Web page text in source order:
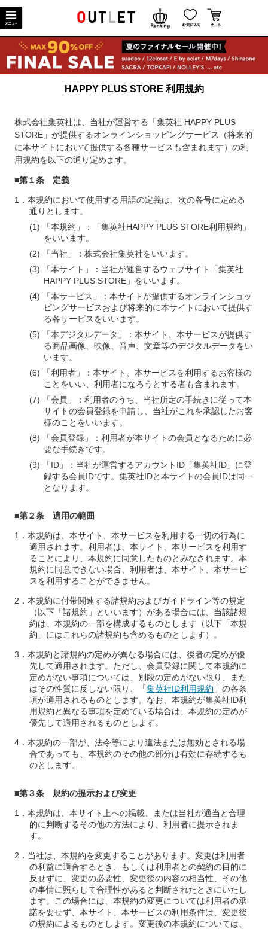
HAPPY PLUS STORE 利用規約
株式会社集英社は、当社が運営する「集英社 HAPPY PLUS
STORE」が提供するオンラインショッピングサービス（将来的
に本サイトにおいて提供する各種サービスも含まれます）の利
用規約を以下の通り定めます。
■第１条 定義
本規約において使用する用語の定義は、次の各号に定める
通りとします。
「本規約」：「集英社HAPPY PLUS STORE利用規約」
をいいます。
「当社」：株式会社集英社をいいます。
「本サイト」：当社が運営するウェブサイト「集英社
HAPPY PLUS STORE」をいいます。
「本サービス」：本サイトが提供するオンラインショッ
ピングサービスおよび将来的に本サイトにおいて提供す
る各サービスをいいます。
「本デジタルデータ」：本サイト、本サービスが提供す
る商品画像、映像、音声、文章等のデジタルデータをい
います。
「利用者」：本サイト、本サービスを利用するお客様の
ことをいい、利用者になろうとする者も含まれます。
「会員」：利用者のうち、当社所定の手続きに従って本
サイトの会員登録を申請し、当社がこれを承認したお客
様のことをいいます。
「会員登録」：利用者が本サイトの会員となるために必
要な手続きです。
「ID」：当社が運営するアカウントID「集英社ID」に登
録する会員IDです。集英社IDと本サイトの会員IDは同一
となります。
■第２条 適用の範囲
本規約は、本サイト、本サービスを利用する一切の行為に
適用されます。利用者は、本サイト、本サービスを利用す
ることにより、本規約に同意したものとみなされます。本
規約に同意できない場合、利用者は、本サイト、本サービ
スを利用することができません。
本規約に付帯関連する諸規約およびガイドライン等の規定
（以下「諸規約」といいます）がある場合には、当該諸規
約は、本規約の一部を構成するものとします（以下「本規
約」にはこれらの諸規約も含めるものとします）。
本規約と諸規約の定めが異なる場合には、後者の定めが優
先して適用されます。ただし、会員登録に関して本規約に
定めがない事項については、別段の定めがない限り、また
はその性質に反しない限り、「集英社ID利用規約 」の各条
項が適用されるものとします。なお、本規約が集英社ID利
用規約と異なる事項を定めている場合は、本規約の定めが
優先して適用されるものとします。
本規約の一部が、法令等により違法または無効とされる場
合であっても、本規約のその他の部分は有効に存続するも
のとします。
■第３条 規約の提示および変更
本規約は、本サイト上への掲載、または当社が適当と合理
的に判断するその他の方法により、利用者に提示されま
す。
当社は、本規約を変更することがあります。変更は利用者
の利益に適合するとき、もしくは利用者との契約の目的に
反せずに、変更の必要性、変更後の内容の相当性、その他
の事情に照らして合理性があると判断されたときにいたし
ます。この場合には、本規約の変更については利用者の承
諾を要せず、本サイト、本サービスの利用条件は、変更後
の規約によるものとします。変更後の本規約については、